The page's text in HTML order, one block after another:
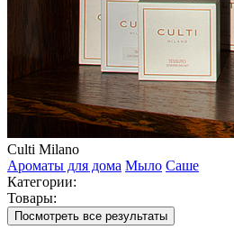
Culti Milano
Ароматы для дома Мыло Саше
Категории:
Товары:
Посмотреть все результаты